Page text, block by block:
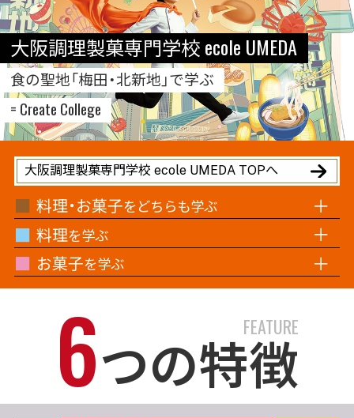
大阪調理製菓専門学校 ecole UMEDA
食の聖地「梅田・北新地」で学ぶ
= Create College
大阪調理製菓専門学校 ecole UMEDA TOPへ
料理・お菓子をどちらも学ぶ
料理を学ぶ
お菓子を学ぶ
6つの特徴
FEATURE